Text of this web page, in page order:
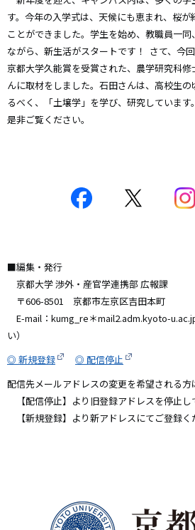
す。今年の入学式は、天候にも恵まれ、桜
ことができました。学生を始め、教職員一
ながら、新生活がスタートです！ さて、今
京都大学久能賞を受賞された、農学研究科
んに取材をしました。石田さんは、高校生
るべく、「土壌学」を学び、研究していま
是非ご覧ください。
■編集・発行
京都大学 渉外・産官学連携部 広報課
〒606-8501 京都市左京区吉田本町
E-mail：kumg_re＊mail2.adm.kyoto-
い）
◎ 新規登録
◎ 配信停止
配信先メールアドレスの変更を希望される方
【配信停止】より旧登録アドレスを停止し
【新規登録】より新アドレスにてご登録く